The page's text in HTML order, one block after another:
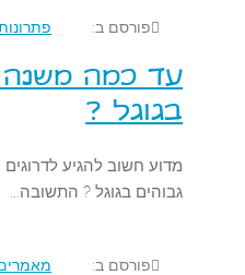
פורסם ב:
עד כמה
בגוגל ?
מדוע חשוב להגיע לדרוגים
גבוהים בגוגל ? התשובה...
פורסם ב: